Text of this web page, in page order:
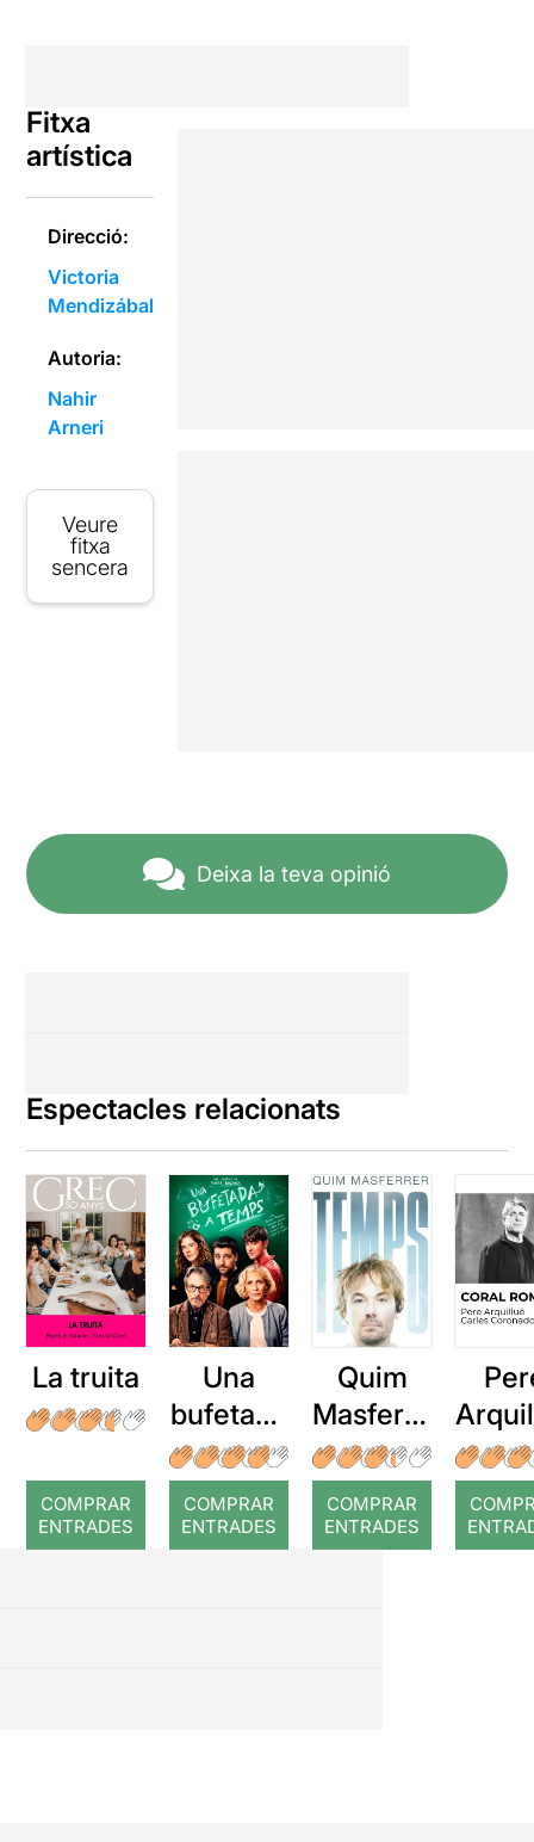
Fitxa
artística
Direcció:
Victoria
Mendizábal
Autoria:
Nahir
Arneri
Veure
fitxa
sencera
Deixa la teva opinió
Espectacles relacionats
La truita
COMPRAR
ENTRADES
Una
bufetada
a temps
COMPRAR
ENTRADES
Quim
Masferre
r: Temps
COMPRAR
ENTRADES
: